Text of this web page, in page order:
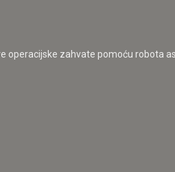
operacijske zahvate pomoću robota